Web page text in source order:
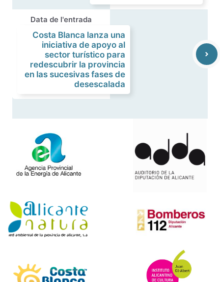
Data de l'entrada
Costa Blanca lanza una
iniciativa de apoyo al
sector turístico para
redescubrir la provincia
en las sucesivas fases de
desescalada